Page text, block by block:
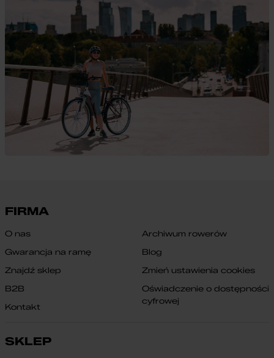
FIRMA
O nas
Gwarancja na ramę
Znajdź sklep
B2B
Kontakt
Archiwum rowerów
Blog
Zmień ustawienia cookies
Oświadczenie o dostępności
cyfrowej
SKLEP